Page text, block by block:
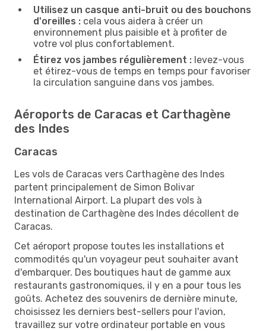
Utilisez un casque anti-bruit ou des bouchons
d'oreilles : cela vous aidera à créer un
environnement plus paisible et à profiter de
votre vol plus confortablement.
Étirez vos jambes régulièrement : levez-vous
et étirez-vous de temps en temps pour favoriser
la circulation sanguine dans vos jambes.
Aéroports de Caracas et Carthagène
des Indes
Caracas
Les vols de Caracas vers Carthagène des Indes
partent principalement de Simon Bolivar
International Airport. La plupart des vols à
destination de Carthagène des Indes décollent de
Caracas.
Cet aéroport propose toutes les installations et
commodités qu'un voyageur peut souhaiter avant
d'embarquer. Des boutiques haut de gamme aux
restaurants gastronomiques, il y en a pour tous les
goûts. Achetez des souvenirs de dernière minute,
choisissez les derniers best-sellers pour l'avion,
travaillez sur votre ordinateur portable en vous